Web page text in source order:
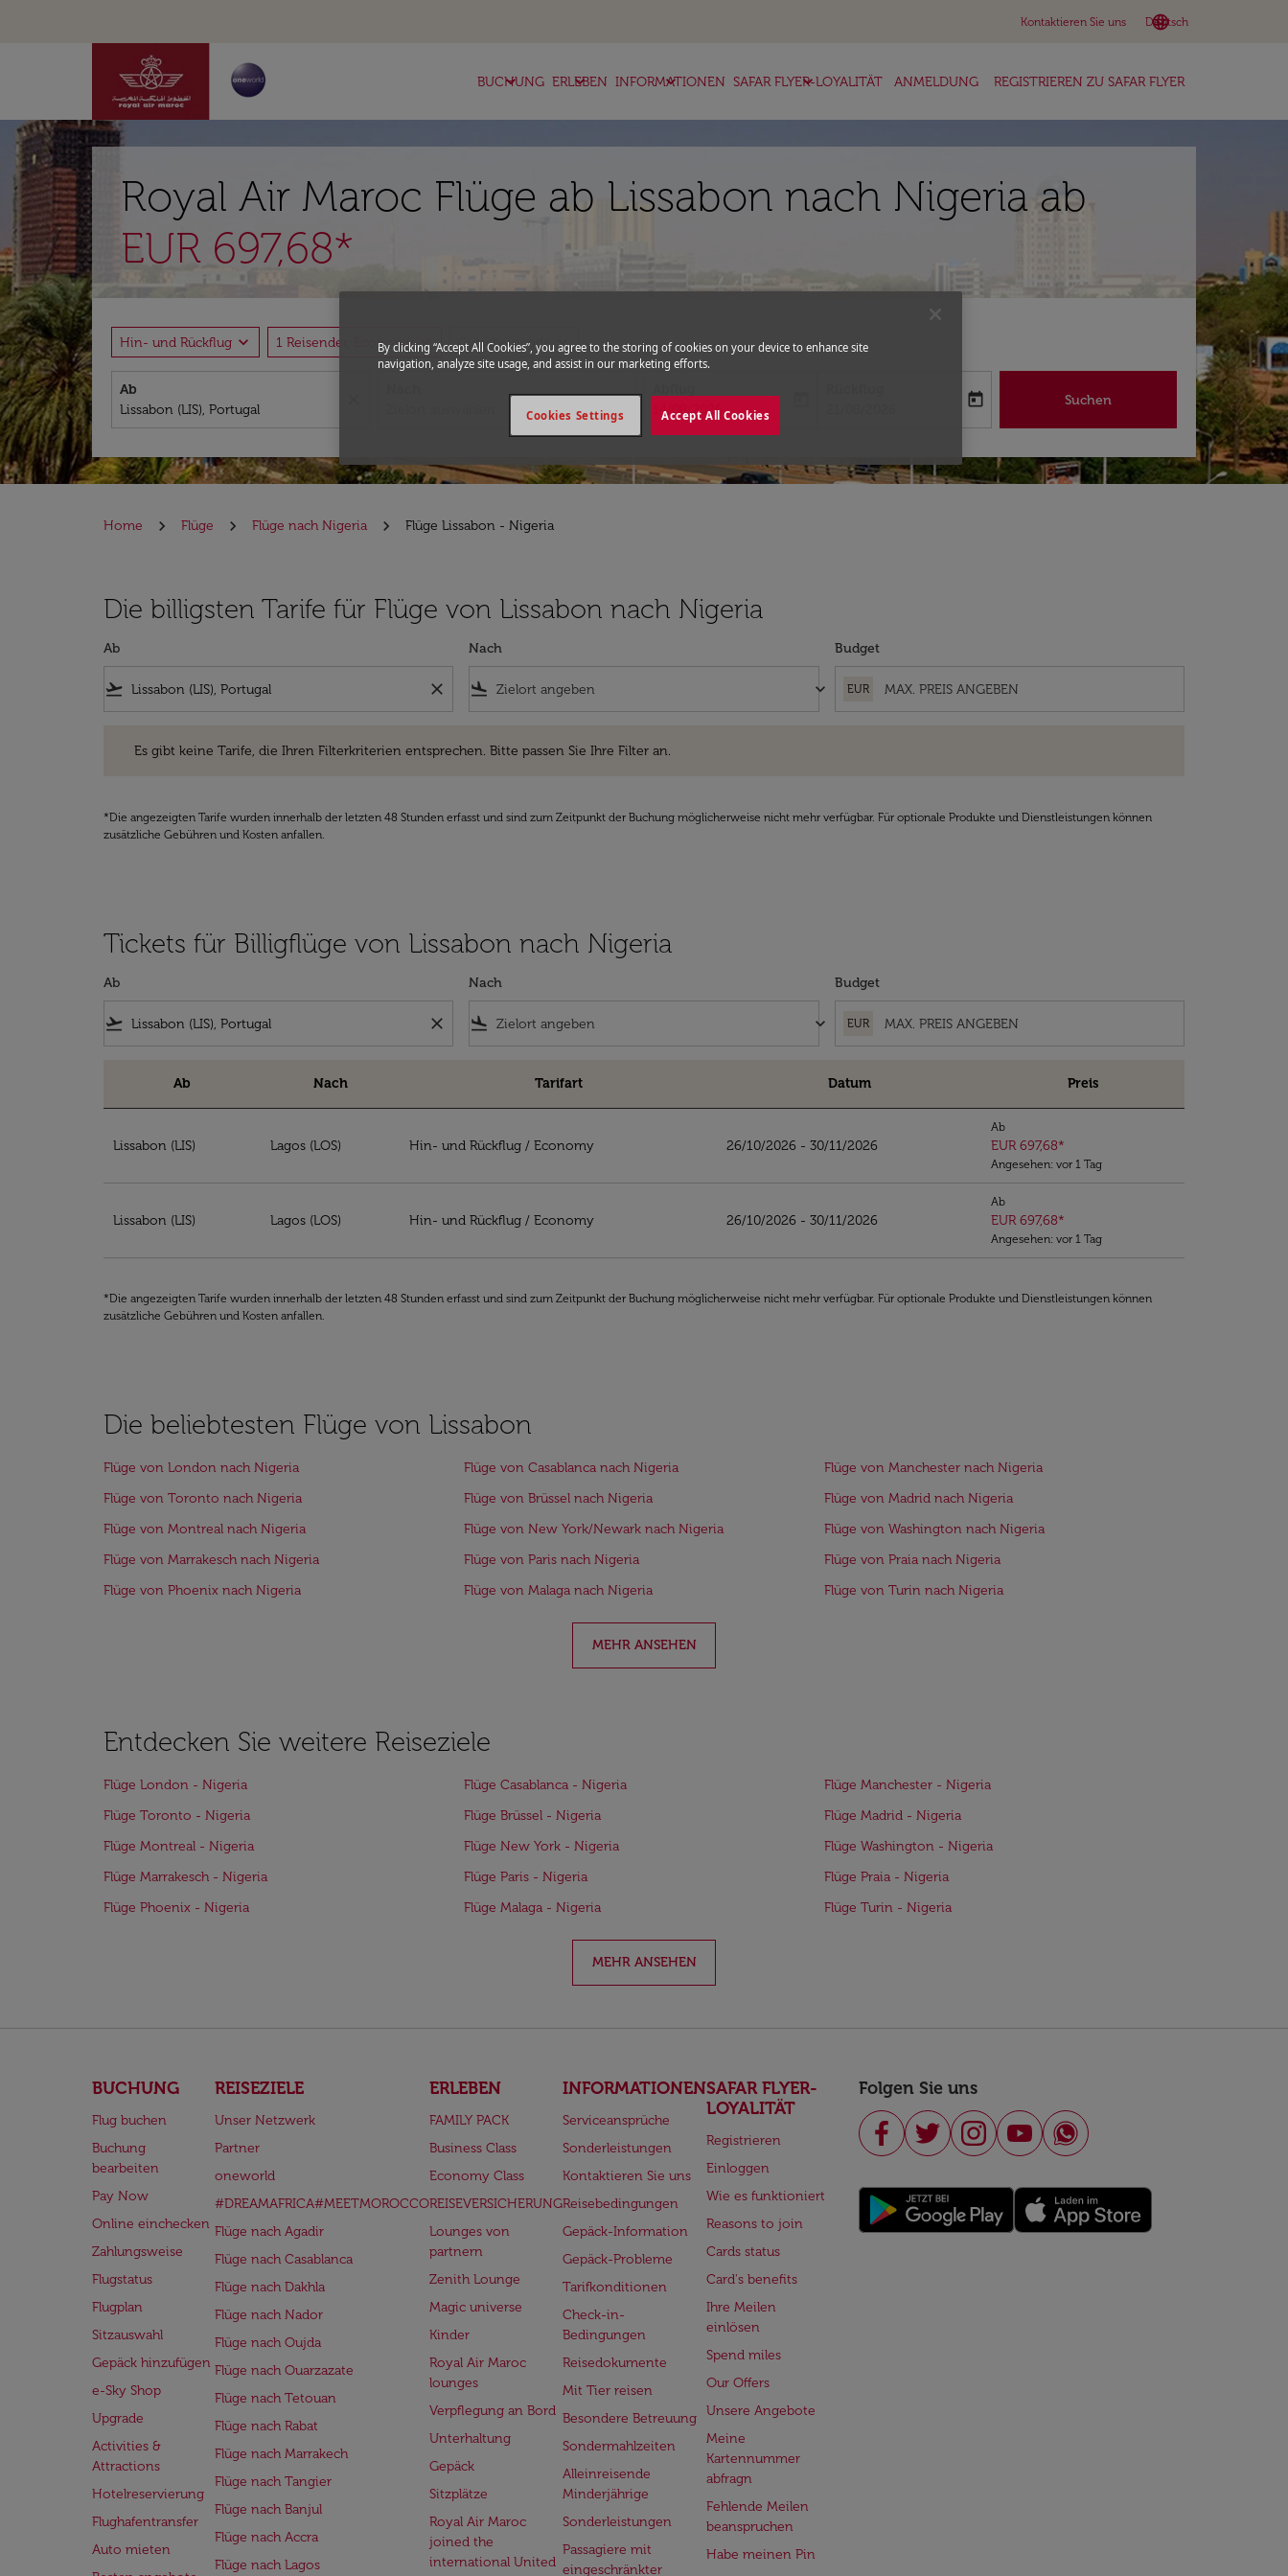
Kontaktieren Sie uns language
Deutsch
keyboard_arrow_down
BUCHUNG
keyboard_arrow_down ERLEBEN
keyboard_arrow_down INFORMATIONEN
keyboard_arrow_down SAFAR FLYER-LOYALITÄT
keyboard_arrow_down ANMELDUNG REGISTRIEREN ZU SAFAR FLYER
Royal Air Maroc Flüge ab Lissabon nach Nigeria ab
EUR 697,68*
Hin- und Rückflug expand_more 1 Reisender, Economy expand_more Gutscheincodeexpand_more
Ab
fc-booking-departure-date-aria-label
14/08/2026
fc-booking-return-date-aria-label
today Suchen
Home Flüge Flüge nach Nigeria Flüge Lissabon - Nigeria
Die billigsten Tarife für Flüge von Lissabon nach Nigeria
Ab
flight_takeoff close
Nach
flight_land keyboard_arrow_down
Budget
EUR
Es gibt keine Tarife, die Ihren Filterkriterien entsprechen. Bitte passen Sie Ihre Filter an.
*Die angezeigten Tarife wurden innerhalb der letzten 48 Stunden erfasst und sind zum Zeitpunkt der Buchung möglicherweise nicht mehr verfügbar. Für optionale Produkte und Dienstleistungen können
zusätzliche Gebühren und Kosten anfallen.
Tickets für Billigflüge von Lissabon nach Nigeria
Ab
flight_takeoff close
Nach
flight_land keyboard_arrow_down
Budget
EUR
Ab Nach Tarifart Datum Preis
Lissabon (LIS) Lagos (LOS) Hin- und Rückflug / Economy 26/10/2026 - 30/11/2026
Ab
EUR 697,68*
Angesehen: vor 1 Tag
Lissabon (LIS) Lagos (LOS) Hin- und Rückflug / Economy 26/10/2026 - 30/11/2026
Ab
EUR 697,68*
Angesehen: vor 1 Tag
*Die angezeigten Tarife wurden innerhalb der letzten 48 Stunden erfasst und sind zum Zeitpunkt der Buchung möglicherweise nicht mehr verfügbar. Für optionale Produkte und Dienstleistungen können
zusätzliche Gebühren und Kosten anfallen.
Die beliebtesten Flüge von Lissabon
Flüge von London nach Nigeria Flüge von Casablanca nach Nigeria
Flüge von Manchester nach Nigeria
Flüge von Toronto nach Nigeria
Flüge von Brüssel nach Nigeria
Flüge von Madrid nach Nigeria
Flüge von Montreal nach Nigeria
Flüge von New York/Newark nach Nigeria
Flüge von Washington nach Nigeria
Flüge von Marrakesch nach Nigeria
Flüge von Paris nach Nigeria
Flüge von Praia nach Nigeria
Flüge von Phoenix nach Nigeria
Flüge von Malaga nach Nigeria Flüge von Turin nach Nigeria
MEHR ANSEHEN
Entdecken Sie weitere Reiseziele
Flüge London - Nigeria Flüge Casablanca - Nigeria
Flüge Manchester - Nigeria
Flüge Toronto - Nigeria
Flüge Brüssel - Nigeria
Flüge Madrid - Nigeria
Flüge Montreal - Nigeria
Flüge New York - Nigeria
Flüge Washington - Nigeria
Flüge Marrakesch - Nigeria
Flüge Paris - Nigeria
Flüge Praia - Nigeria
Flüge Phoenix - Nigeria
Flüge Malaga - Nigeria Flüge Turin - Nigeria
MEHR ANSEHEN
BUCHUNG
Flug buchen
Buchung
bearbeiten
Pay Now
Online einchecken
Zahlungsweise
Flugstatus
Flugplan
Sitzauswahl
Gepäck hinzufügen
e-Sky Shop
Upgrade
Activities &
Attractions
Hotelreservierung
Flughafentransfer
Auto mieten
REISEZIELE
Unser Netzwerk
Partner
oneworld
#DREAMAFRICA#MEETMOROCCO
Flüge nach Agadir
Flüge nach Casablanca
Flüge nach Dakhla
Flüge nach Nador
Flüge nach Oujda
Flüge nach Ouarzazate
Flüge nach Tetouan
Flüge nach Rabat
Flüge nach Marrakech
Flüge nach Tangier
Flüge nach Banjul
Flüge nach Accra
Flüge nach Lagos
ERLEBEN
FAMILY PACK
Business Class
Economy Class
REISEVERSICHERUNG
Lounges von
partnern
Zenith Lounge
Magic universe
Kinder
Royal Air Maroc
lounges
Verpflegung an Bord
Unterhaltung
Gepäck
Sitzplätze
Royal Air Maroc
joined the
international United
INFORMATIONEN
Serviceansprüche
Sonderleistungen
Kontaktieren Sie uns
Reisebedingungen
Gepäck-Information
Gepäck-Probleme
Tarifkonditionen
Check-in-
Bedingungen
Reisedokumente
Mit Tier reisen
Besondere Betreuung
Sondermahlzeiten
Alleinreisende
Minderjährige
Sonderleistungen
Passagiere mit
eingeschränkter
SAFAR FLYER-
LOYALITÄT
Registrieren
Einloggen
Wie es funktioniert
Reasons to join
Cards status
Card's benefits
Ihre Meilen
einlösen
Spend miles
Our Offers
Unsere Angebote
Meine
Kartennummer
abfragn
Fehlende Meilen
beanspruchen
Habe meinen Pin
Folgen Sie uns
By clicking “Accept All Cookies”, you agree to the storing of cookies on your device to enhance site
navigation, analyze site usage, and assist in our marketing efforts.
Accept All Cookies
Cookies Settings